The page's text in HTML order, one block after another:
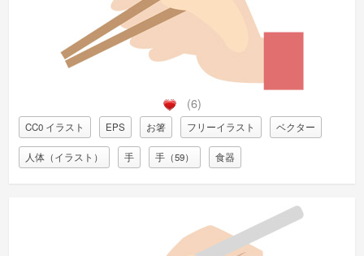
(6)
CC0 イラスト EPS お箸 フリーイラスト ベクター
人体（イラスト） 手 手（59） 食器